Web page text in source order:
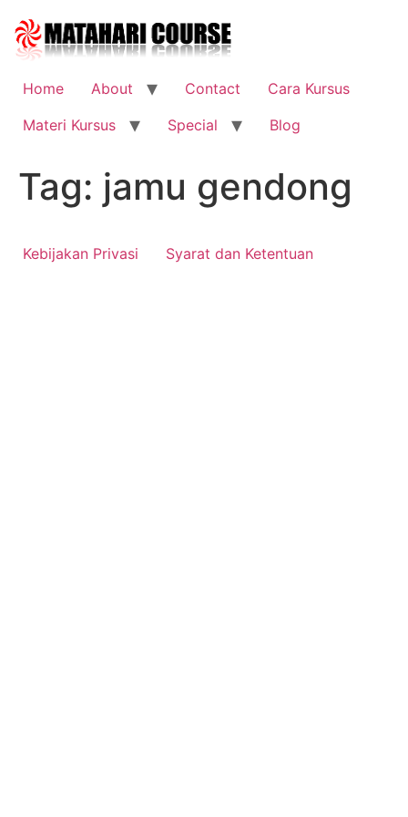
content
Home
About Contact
Cara Kursus
Materi Kursus
Special Blog
Tag: jamu gendong
Kebijakan Privasi Syarat dan Ketentuan